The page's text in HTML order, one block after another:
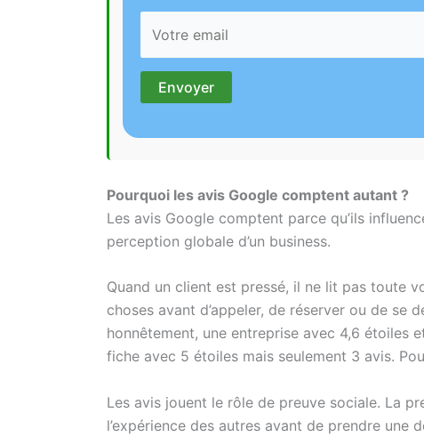
Pourquoi les avis Google comptent autant ?
Les avis Google comptent parce qu’ils
perception globale d’un business.
Quand un client est pressé, il ne lit pas toute
choses avant d’appeler, de réserver ou de se
honnêtement, une entreprise avec 4,6 étoiles
fiche avec 5 étoiles mais seulement 3 avis.
Les avis jouent le rôle de preuve sociale. La
l’expérience des autres avant de prendre